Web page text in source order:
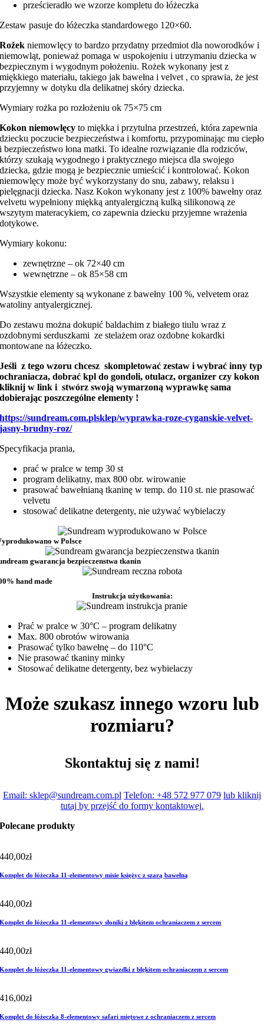
prześcieradło we wzorze kompletu do łóżeczka
Zestaw pasuje do łóżeczka standardowego 120×60.
Rożek niemowlęcy to bardzo przydatny przedmiot dla noworodków i
niemowląt, ponieważ pomaga w uspokojeniu i utrzymaniu dziecka w
bezpiecznym i wygodnym położeniu. Rożek wykonany jest z
miękkiego materiału, takiego jak bawełna i velvet , co sprawia, że jest
przyjemny w dotyku dla delikatnej skóry dziecka.
Wymiary rożka po rozłożeniu ok 75×75 cm
Kokon niemowlęcy to miękka i przytulna przestrzeń, która zapewnia
dziecku poczucie bezpieczeństwa i komfortu, przypominając mu ciepło
i bezpieczeństwo łona matki. To idealne rozwiązanie dla rodziców,
którzy szukają wygodnego i praktycznego miejsca dla swojego
dziecka, gdzie mogą je bezpiecznie umieścić i kontrolować. Kokon
niemowlęcy może być wykorzystany do snu, zabawy, relaksu i
pielęgnacji dziecka. Nasz Kokon wykonany jest z 100% bawełny oraz
velvetu wypełniony miękką antyalergiczną kulką silikonową ze
wszytym materacykiem, co zapewnia dziecku przyjemne wrażenia
dotykowe.
Wymiary kokonu:
zewnętrzne – ok 72×40 cm
wewnętrzne – ok 85×58 cm
Wszystkie elementy są wykonane z bawełny 100 %, velvetem oraz
watoliny antyalergicznej.
Do zestawu można dokupić baldachim z białego tiulu wraz z
ozdobnymi serduszkami ze stelażem oraz ozdobne kokardki
montowane na łóżeczko.
Jeśli z tego wzoru chcesz skompletować zestaw i wybrać inny typ
ochraniacza, dobrać kpl do gondoli, otulacz, organizer czy kokon
kliknij w link i stwórz swoją wymarzoną wyprawkę sama
dobierając poszczególne elementy !
https://sundream.com.plsklep/wyprawka-roze-cyganskie-velvet-
jasny-brudny-roz/
Specyfikacja prania,
prać w pralce w temp 30 st
program delikatny, max 800 obr. wirowanie
prasować bawełnianą tkaninę w temp. do 110 st. nie prasować
velvetu
stosować delikatne detergenty, nie używać wybielaczy
w Polsce
gwarancja bezpieczenstwa tkanin
hand made
Instrukcja użytkowania:
Prać w pralce w 30°C – program delikatny
Max. 800 obrotów wirowania
Prasować tylko bawełnę – do 110°C
Nie prasować tkaniny minky
Stosować delikatne detergenty, bez wybielaczy
Może szukasz innego wzoru lub
rozmiaru?
Skontaktuj się z nami!
Email: sklep@sundream.com.pl Telefon: +48 572 977 079 lub kliknij
tutaj by przejść do formy kontaktowej.
Polecane produkty
440,00zł
Komplet do łóżeczka 11-elementowy misie księżyc z szarą bawełną
440,00zł
Komplet do łóżeczka 11-elementowy słoniki z błękitem ochraniaczem z sercem
440,00zł
Komplet do łóżeczka 11-elementowy gwiazdki z błękitem ochraniaczem z sercem
416,00zł
Komplet do łóżeczka 8-elementowy safari miętowe z ochraniaczem z sercem